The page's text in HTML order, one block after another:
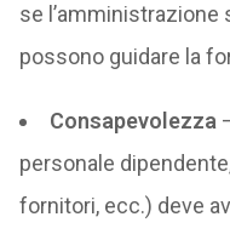
se l’amministrazione
possono guidare la
Consapevolezza
personale
fornitori, ecc.) deve